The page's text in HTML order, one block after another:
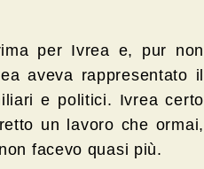
per Ivrea e, pur non
aveva rappresentato il
e politici. Ivrea certo
un lavoro che ormai,
facevo quasi più.